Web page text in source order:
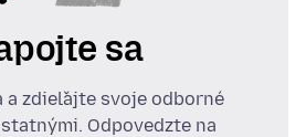
sa
a zdieľajte svoje odborné
Odpovedzte na